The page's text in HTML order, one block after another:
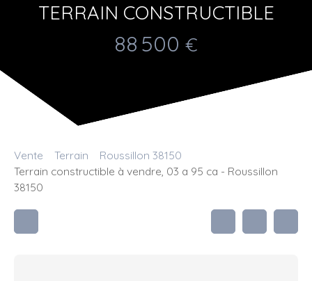
TERRAIN CONSTRUCTIBLE
88 500 €
Vente Terrain
Roussillon 38150
Terrain constructible à vendre, 03 a 95 ca - Roussillon
38150